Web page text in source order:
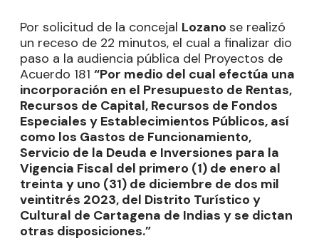
Por solicitud de la concejal Lozano se realizó
un receso de 22 minutos, el cual a finalizar dio
paso a la audiencia pública del Proyectos de
Acuerdo 181 “Por medio del cual efectúa una
incorporación en el Presupuesto de Rentas,
Recursos de Capital, Recursos de Fondos
Especiales y Establecimientos Públicos, así
como los Gastos de Funcionamiento,
Servicio de la Deuda e Inversiones para la
Vigencia Fiscal del primero (1) de enero al
treinta y uno (31) de diciembre de dos mil
veintitrés 2023, del Distrito Turístico y
Cultural de Cartagena de Indias y se dictan
otras disposiciones.”